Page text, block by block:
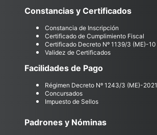
Constancias y Certificados
Constancia de Inscripción
Certificado de Cumplimiento Fiscal
Certificado Decreto Nº 1139/3 (ME)-10
Validez de Certificados
Facilidades de Pago
Régimen Decreto Nº 1243/3 (ME)-2021
Concursados
Impuesto de Sellos
Padrones y Nóminas